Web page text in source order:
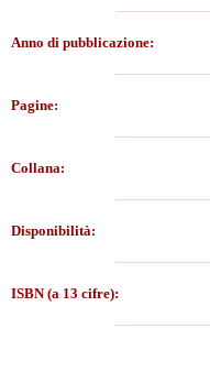
Anno di pubblicazione:
Pagine:
Collana:
Disponibilità:
ISBN (a 13 cifre):